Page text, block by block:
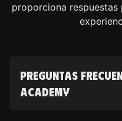
proporciona
Preguntas
Academy